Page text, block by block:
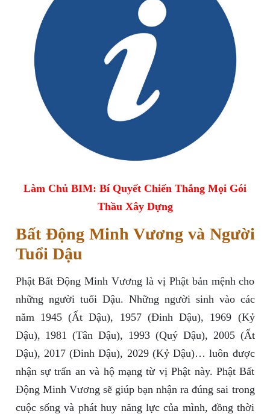
Làm Chủ BIM: Bí Quyết Chiến Thắng Mọi Gói
Thầu Xây Dựng
Bất Động Minh Vương và Người
Tuổi Dậu
Phật Bất Động Minh Vương là vị Phật bản mệnh cho
những người tuổi Dậu. Những người sinh vào các
năm 1945 (Ất Dậu), 1957 (Đinh Dậu), 1969 (Kỷ
Dậu), 1981 (Tân Dậu), 1993 (Quý Dậu), 2005 (Ất
Dậu), 2017 (Đinh Dậu), 2029 (Kỷ Dậu)… luôn được
nhận sự trấn an và hộ mạng từ vị Phật này. Phật Bất
Động Minh Vương sẽ giúp bạn nhận ra đúng sai trong
cuộc sống và phát huy năng lực của mình, đồng thời